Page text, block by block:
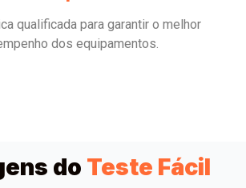
qualificada para garantir o melhor
dos equipamentos.
do Teste Fácil